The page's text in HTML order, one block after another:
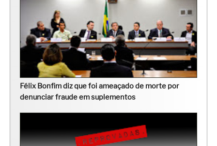
Félix Bonfim diz que foi ameaçado de morte por
denunciar fraude em suplementos